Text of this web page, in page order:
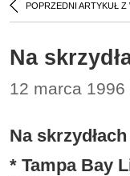
POPRZEDNI ARTYKUŁ Z
Na
12 marca 1996
Na
* Tampa Bay